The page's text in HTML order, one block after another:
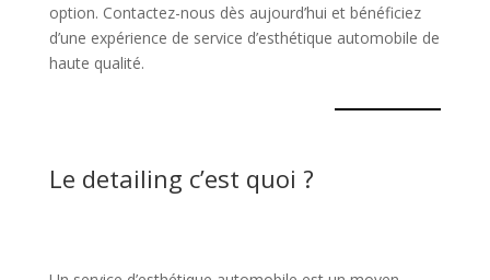
option. Contactez-nous dès aujourd’hui et bénéficiez
d’une expérience de service d’esthétique automobile de
haute qualité.
Le detailing c’est quoi ?